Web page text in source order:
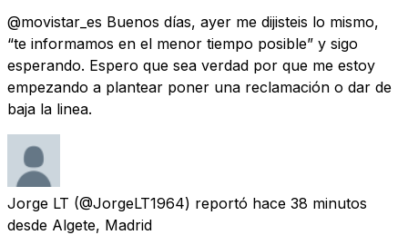
@movistar_es Buenos días, ayer me dijisteis lo mismo,
“te informamos en el menor tiempo posible” y sigo
esperando. Espero que sea verdad por que me estoy
empezando a plantear poner una reclamación o dar de
baja la linea.
Jorge LT (@JorgeLT1964) reportó hace 38 minutos
desde Algete, Madrid